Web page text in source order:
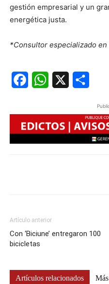
gestión empresarial y un
energética justa.
*Consultor especializado
FacebookWhatsApp
Artículo anterior
Con ‘Biciune’ entregaron 100
bicicletas
Artículos relacionados